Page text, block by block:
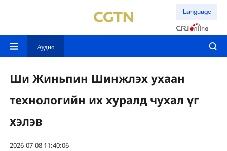
Language
Аудио
Ши Жиньпин Шинжлэх ухаан
технологийн их хуралд чухал үг
хэлэв
2026-07-08 11:40:06